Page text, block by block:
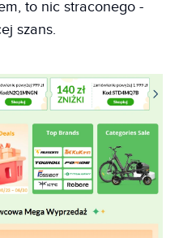
to nic straconego -
szans.